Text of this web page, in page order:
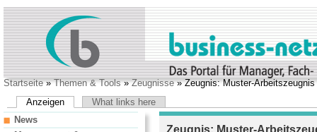
Startseite»Themen & Tools»Zeugnisse» Zeugnis: Muster-
Anzeigen
What links here
Zeugnis: Muster-
News